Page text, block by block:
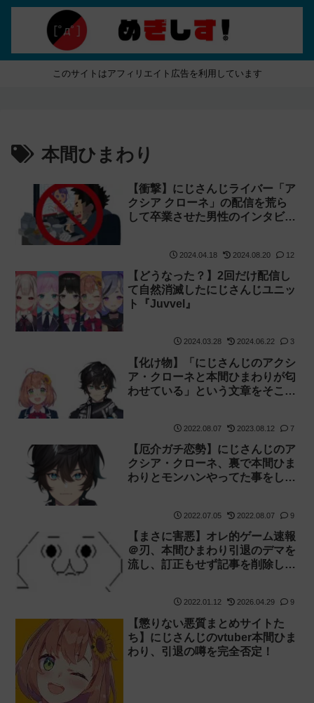
このサイトはアフィリエイト広告を利用しています
本間ひまわり
【衝撃】にじさんじライバー「ア
クシア クローネ」の配信を荒ら
して卒業させた男性のインタビュ
2024.04.18 2024.08.20 12
【どうなった？】2回だけ配信し
て自然消滅したにじさんじユニッ
ト『Juvvel』
2024.03.28 2024.06.22 3
【化け物】「にじさんじのアクシ
ア・クローネと本間ひまわりが匂
わせている」という文章をそこら
2022.08.07 2023.08.12 7
【厄介ガチ恋勢】にじさんじのア
クシア・クローネ、裏で本間ひま
わりとモンハンやってた事をしつ
2022.07.05 2022.08.07 9
【まさに害悪】オレ的ゲーム速報
＠刃、本間ひまわり引退のデマを
流し、訂正もせず記事を削除して
2022.01.12 2026.04.29 9
【懲りない悪質まとめサイトた
ち】にじさんじのvtuber本間ひま
わり、引退の噂を完全否定！